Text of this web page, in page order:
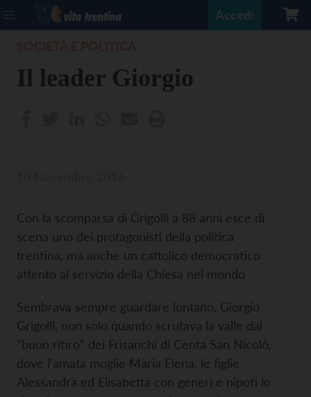
Accedi
Il leader Giorgio
Con la scomparsa di Grigolli a 88 anni esce di
scena uno dei protagonisti della politica
trentina, ma anche un cattolico democratico
attento al servizio della Chiesa nel mondo
Sembrava sempre guardare lontano, Giorgio
Grigolli, non solo quando scrutava la valle dal
“buon ritiro” dei Frisanchi di Centa San Nicolò,
dove l'amata moglie Maria Elena, le figlie
Alessandra ed Elisabetta con generi e nipoti lo